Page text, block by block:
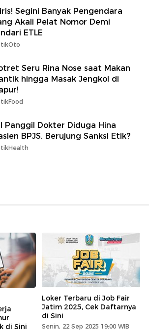
Segini Banyak Pengendara
Akali Pelat Nomor Demi
ETLE
Seru Rina Nose saat Makan
hingga Masak Jengkol di
Panggil Dokter Diduga Hina
BPJS, Berujung Sanksi Etik?
di Sini
Loker Terbaru di Job Fair
Jatim 2025, Cek Daftarnya
di Sini
Senin, 22 Sep 2025 19:00 WIB